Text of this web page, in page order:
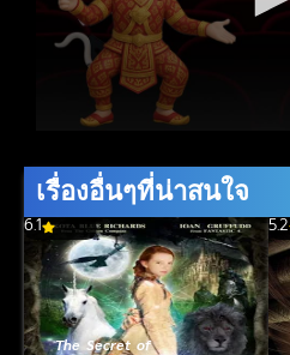
เรื่องอื่นๆที่น่าสนใจ
6.1
The Secret of
5.2